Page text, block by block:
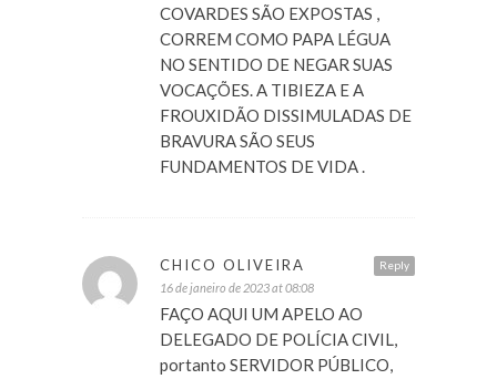
COVARDES SÃO EXPOSTAS ,
CORREM COMO PAPA LÉGUA
NO SENTIDO DE NEGAR SUAS
VOCAÇÕES. A TIBIEZA E A
FROUXIDÃO DISSIMULADAS DE
BRAVURA SÃO SEUS
FUNDAMENTOS DE VIDA .
Reply
CHICO OLIVEIRA
16 de janeiro de 2023 at 08:08
FAÇO AQUI UM APELO AO
DELEGADO DE POLÍCIA CIVIL,
portanto SERVIDOR PÚBLICO,